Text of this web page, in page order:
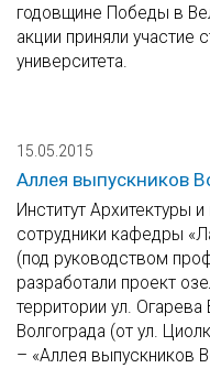
годовщине Победы в
акции приняли участие
университета.
15.05.2015
Аллея выпускников
Институт Архитектуры
сотрудники кафедры
(под руководством
разработали проект
территории ул.
Волгограда (от ул.
– «Аллея выпускников